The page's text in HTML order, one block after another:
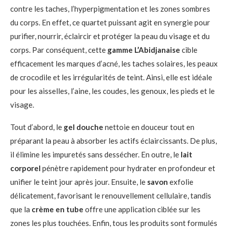
contre les taches, l’hyperpigmentation et les zones sombres
du corps. En effet, ce quartet puissant agit en synergie pour
purifier, nourrir, éclaircir et protéger la peau du visage et du
corps. Par conséquent, cette gamme L’Abidjanaise cible
efficacement les marques d’acné, les taches solaires, les peaux
de crocodile et les irrégularités de teint. Ainsi, elle est idéale
pour les aisselles, l’aine, les coudes, les genoux, les pieds et le
visage.
Tout d’abord, le gel douche nettoie en douceur tout en
préparant la peau à absorber les actifs éclaircissants. De plus,
il élimine les impuretés sans dessécher. En outre, le lait
corporel pénètre rapidement pour hydrater en profondeur et
unifier le teint jour après jour. Ensuite, le savon exfolie
délicatement, favorisant le renouvellement cellulaire, tandis
que la crème en tube offre une application ciblée sur les
zones les plus touchées. Enfin, tous les produits sont formulés